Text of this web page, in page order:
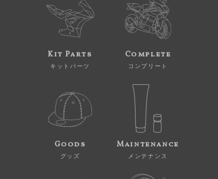
Kit Parts
キットパーツ
Complete
コンプリート
Goods
グッズ
Maintenance
メンテナンス